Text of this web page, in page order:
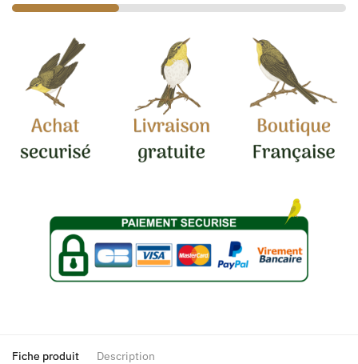
Fiche produit Description